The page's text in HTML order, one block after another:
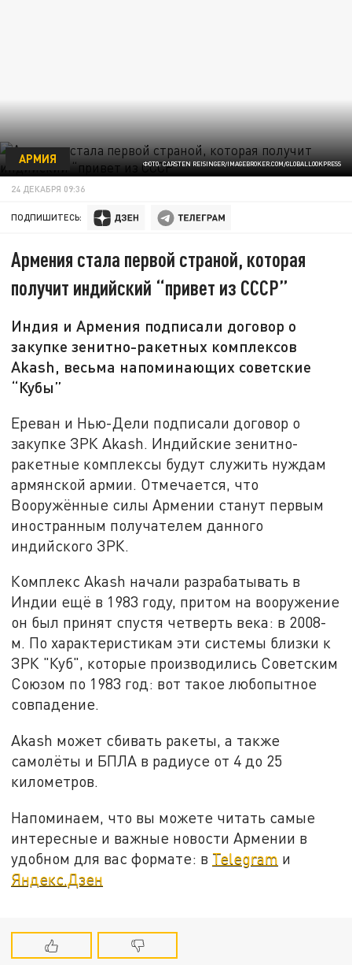
ФОТО: CARSTEN REISINGER/IMAGEBROKER.COM/GLOBALLOOKPRESS
АРМИЯ
24 ДЕКАБРЯ 09:36
ПОДПИШИТЕСЬ:
Армения стала первой страной, которая
получит индийский “привет из СССР”
Индия и Армения подписали договор о
закупке зенитно-ракетных комплексов
Akash, весьма напоминающих советские
“Кубы”
Ереван и Нью-Дели подписали договор о
закупке ЗРК Akash. Индийские зенитно-
ракетные комплексы будут служить нуждам
армянской армии. Отмечается, что
Вооружённые силы Армении станут первым
иностранным получателем данного
индийского ЗРК.
Комплекс Akash начали разрабатывать в
Индии ещё в 1983 году, притом на вооружение
он был принят спустя четверть века: в 2008-
м. По характеристикам эти системы близки к
ЗРК "Куб", которые производились Советским
Союзом по 1983 год: вот такое любопытное
совпадение.
Akash может сбивать ракеты, а также
самолёты и БПЛА в радиусе от 4 до 25
километров.
Напоминаем, что вы можете читать самые
интересные и важные новости Армении в
удобном для вас формате: в Telegram и
Яндекс.Дзен